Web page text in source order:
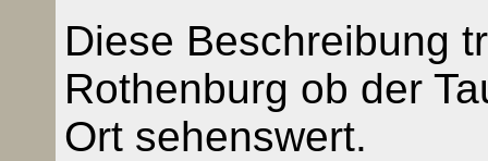
Diese Beschreibung
Rothenburg ob der
Ort sehenswert.